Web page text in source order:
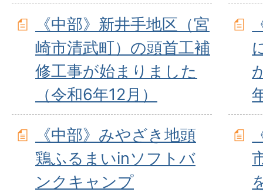
《中部》新井手地区（宮
崎市清武町）の頭首工補
修工事が始まりました
（令和6年12月）
《中部》みやざき地頭
鶏ふるまいinソフトバ
ンクキャンプ